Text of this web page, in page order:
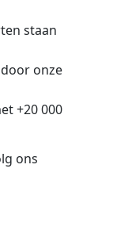
staan
onze
+20 000
ons